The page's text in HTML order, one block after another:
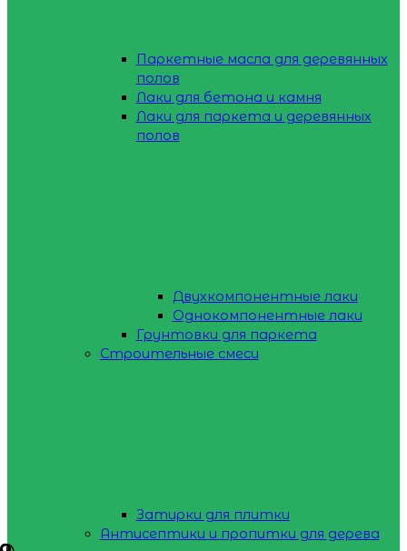
Паркетные масла для деревянных
полов
Лаки для бетона и камня
Лаки для паркета и деревянных
полов
Двухкомпонентные лаки
Однокомпонентные лаки
Грунтовки для паркета
Строительные смеси
Затирки для плитки
Антисептики и пропитки для дерева